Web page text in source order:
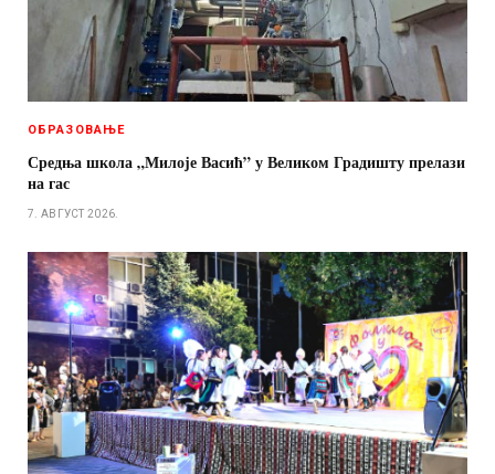
ОБРАЗОВАЊЕ
Средња школа „Милоје Васић” у Великом Градишту прелази
на гас
7. АВГУСТ 2026.